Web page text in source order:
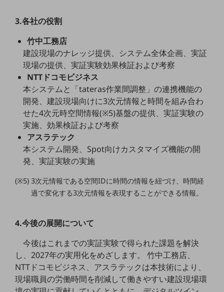
トレンド記事特集
中堅中小企業向け
サービス・ソリューション
課題やニーズに合ったサービスをご紹介し、
中堅中小企業のビジネスをサポート！
お悩みから見つける
お悩みから見つけるTOP
ネットワーク
モバイル・音声
バックオフィス
リモート・ハイブリッドワーク
セキュリティ
業界から見つける
製造業
小売・卸売業
運輸業
3.各社の役割
竹中工務店
建設現場のナレッジ提供、システム全体企画、実証
現場の提供、実証実験効果検証および考察
NTTドコモビジネス
本システムと「tateras作業間調整」の連携機能の
開発、建設現場向けに3次元情報と時間を組み合わ
せた4次元時空間情報(※5)基盤の提供、実証実験の
実施、効果検証および考察
アスラテック
本システム開発、Spot向けカスタマイズ機能の開
発、実証実験の実施
(※5) 3次元情報である空間IDに時間の情報を紐づけ、時間経
過で変化する3次元情報を表現することができる情報。
4.今後の展開について
今後はこれまでの実証実験で得られた課題を解決
し、2027年の実用化をめざします。 竹中工務店、
NTTドコモビジネス、アスラテックは本技術により、
現場職員の労働時間を削減して働きやすい建設現場環